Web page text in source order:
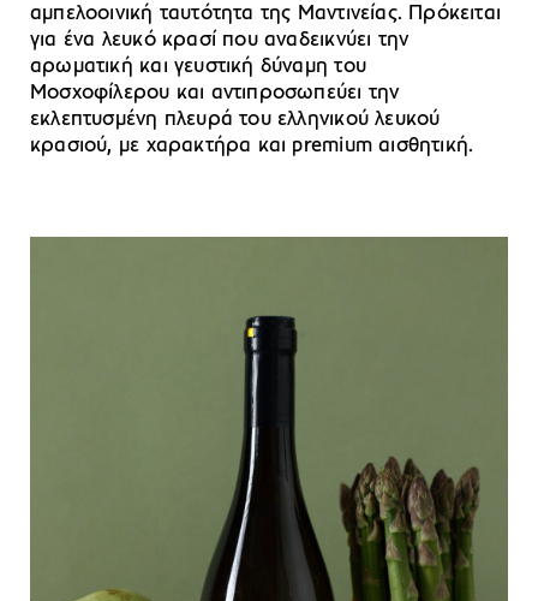
αμπελοοινική ταυτότητα της Μαντινείας. Πρόκειται
για ένα λευκό κρασί που αναδεικνύει την
αρωματική και γευστική δύναμη του
Μοσχοφίλερου και αντιπροσωπεύει την
εκλεπτυσμένη πλευρά του ελληνικού λευκού
κρασιού, με χαρακτήρα και premium αισθητική.